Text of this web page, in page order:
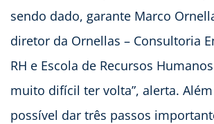
sendo dado, garante Marco
diretor da Ornellas – Consultoria
RH e Escola de Recursos
muito difícil ter volta”, alerta.
possível dar três passos